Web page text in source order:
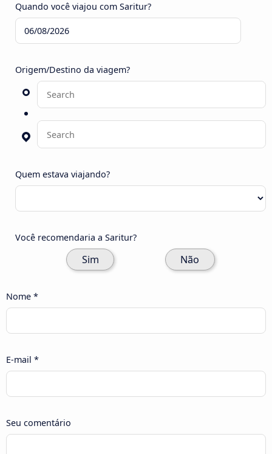
Quando você viajou com Saritur?
Origem/Destino da viagem?
Quem estava viajando?
Você recomendaria a Saritur?
Sim Não
Nome *
E-mail *
Seu comentário